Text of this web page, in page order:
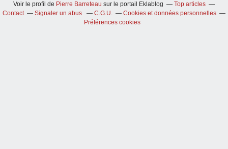
Voir le profil de Pierre Barreteau sur le portail Eklablog
Top articles
Contact
Signaler un abus C.G.U.
Cookies et données personnelles
Préférences cookies